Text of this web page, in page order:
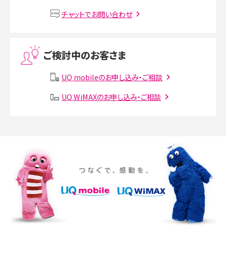
VPN接続とは？仕組みや必要性、メリット・デメリット、接続方法を解説
Instagram（インスタグラム）でスクショするとバレる？バレるケースや撮り方も解
SMSとは？料金やできること、注意点や届かない時の対処法を解説
iPhone 16eとiPhone SE（第3世代）の違いは？サイズやスペックを比較して解説
iPhone 16eとiPhone 14を徹底比較！スペック・機能の違いをわかりやすく紹介
iPhone 16シリーズのモデルを比較！価格・サイズ・カメラ性能の違いを徹底解説
iPhone 16とiPhone 15の違いは？カメラ・スペック・機能を徹底比較
チャットでお問い合わせ
ご検討中のお客さま
UQ mobileのお申し込み・ご相談
UQ WiMAXのお申し込み・ご相談